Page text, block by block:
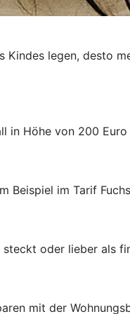
legen, desto
in Höhe von 200
Beispiel im Tarif
oder lieber
mit der